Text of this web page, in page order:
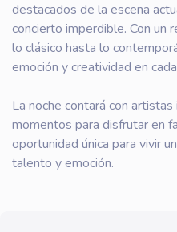
destacados de la escena
concierto imperdible. Con un
lo clásico hasta lo
emoción y creatividad en
La noche contará con
momentos para disfrutar en
oportunidad única para vivir
talento y emoción.